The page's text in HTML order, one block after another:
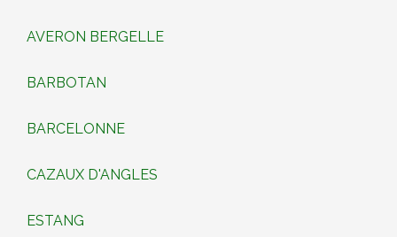
AVERON BERGELLE
BARBOTAN
BARCELONNE
CAZAUX D'ANGLES
ESTANG